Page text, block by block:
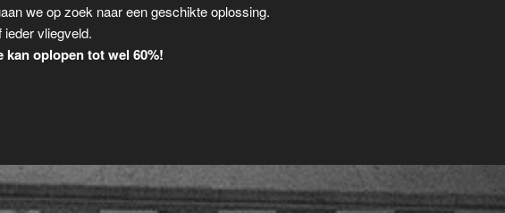
we op zoek naar een geschikte oplossing.
vliegveld.
oplopen tot wel 60%!